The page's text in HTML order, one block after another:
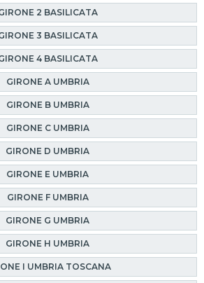
2 BASILICATA
3 BASILICATA
4 BASILICATA
GIRONE A UMBRIA
GIRONE B UMBRIA
GIRONE C UMBRIA
GIRONE D UMBRIA
GIRONE E UMBRIA
GIRONE F UMBRIA
GIRONE G UMBRIA
GIRONE H UMBRIA
I UMBRIA TOSCANA